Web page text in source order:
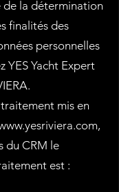
de la détermination
finalités des
personnelles
YES Yacht Expert
mis en
,
du CRM le
est :